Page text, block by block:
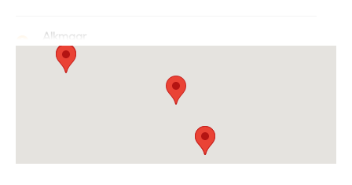
Alkmaar
Zeglis 1812 PT
Apeldoorn